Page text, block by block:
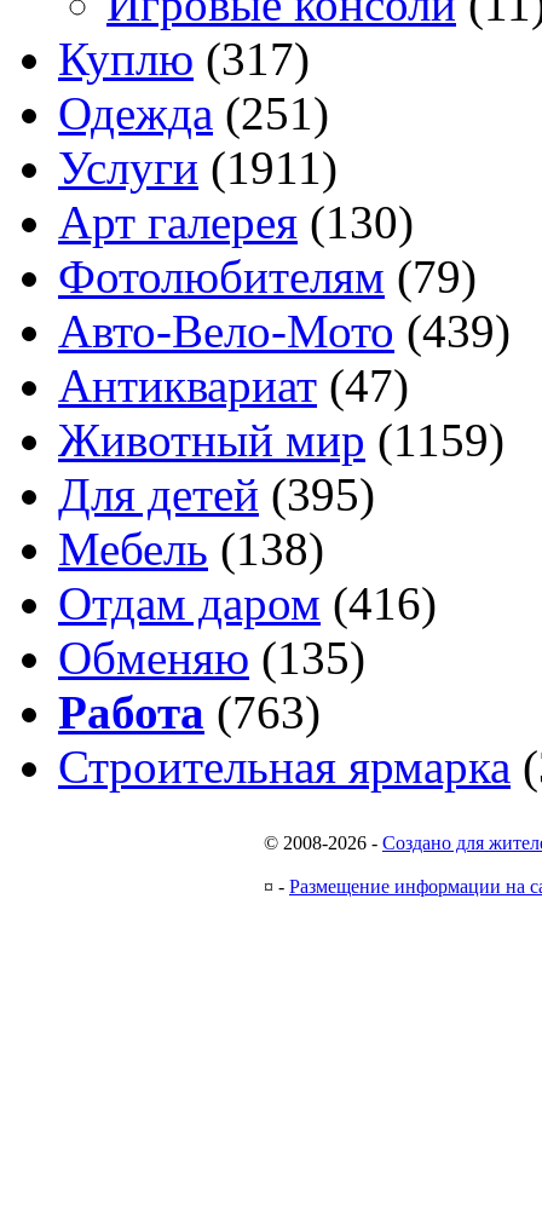
Куплю (317)
Одежда (251)
Услуги (1911)
Арт галерея (130)
Фотолюбителям (79)
Авто-Вело-Мото (439)
Антиквариат (47)
Животный мир (1159)
Для детей (395)
Мебель (138)
Отдам даром (416)
Обменяю (135)
Работа (763)
Строительная ярмарка
© 2008-2026 - Создано для
¤ - Размещение информации на